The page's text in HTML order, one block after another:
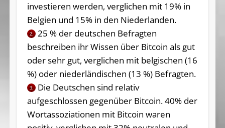
investieren werden, verglichen mit 19% in
Belgien und 15% in den Niederlanden.
2.
25 % der deutschen Befragten
beschreiben ihr Wissen über Bitcoin als gut
oder sehr gut, verglichen mit belgischen (16
%) oder niederländischen (13 %) Befragten.
3.
Die Deutschen sind relativ
aufgeschlossen gegenüber Bitcoin. 40% der
Wortassoziationen mit Bitcoin waren